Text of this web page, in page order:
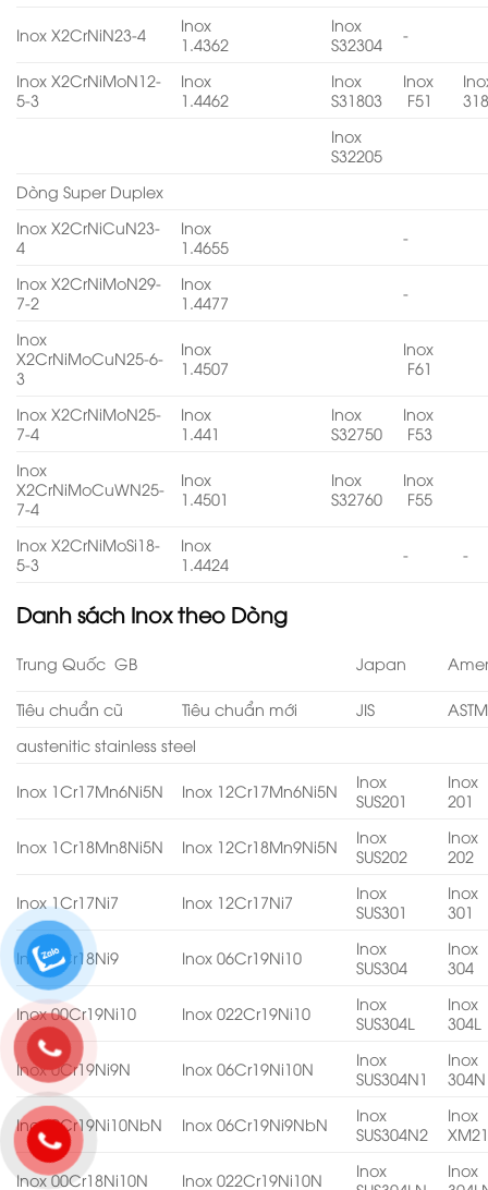
Inox X2CrNiN23-4
Inox
1.4362
Inox
S32304
-
Inox X2CrNiMoN12-
5-3
Inox
1.4462
Inox
S31803
Inox
F51
Inox
S32205
Dòng Super Duplex
Inox X2CrNiCuN23-
4
Inox
1.4655
-
Inox X2CrNiMoN29-
7-2
Inox
1.4477
-
Inox
X2CrNiMoCuN25-6-
3
Inox
1.4507
Inox
F61
Inox X2CrNiMoN25-
7-4
Inox
1.441
Inox
S32750
Inox
F53
Inox
X2CrNiMoCuWN25-
7-4
Inox
1.4501
Inox
S32760
Inox
F55
Inox X2CrNiMoSi18-
5-3
Inox
1.4424
- -
Danh sách Inox theo Dòng
Trung Quốc GB Japan
Tiêu chuẩn cũ Tiêu chuẩn mới JIS
ASTM
austenitic stainless steel
Inox 1Cr17Mn6Ni5N Inox 12Cr17Mn6Ni5N
Inox
SUS201
Inox
201
Inox 1Cr18Mn8Ni5N Inox 12Cr18Mn9Ni5N
Inox
SUS202
Inox
202
Inox 1Cr17Ni7 Inox 12Cr17Ni7
Inox
SUS301
Inox
301
Inox 0Cr18Ni9 Inox 06Cr19Ni10
Inox
SUS304
Inox
304
Inox 00Cr19Ni10 Inox 022Cr19Ni10
Inox
SUS304L
Inox
304L
Inox 0Cr19Ni9N Inox 06Cr19Ni10N
Inox
SUS304N1
Inox
304N
Inox 0Cr19Ni10NbN Inox 06Cr19Ni9NbN
Inox
SUS304N2
Inox
Inox 00Cr18Ni10N Inox 022Cr19Ni10N
Inox
Inox